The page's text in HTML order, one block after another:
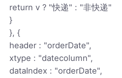
return v ? "快递" : "非快递"
}
}, {
header : "orderDate",
xtype : "datecolumn",
dataIndex : "orderDate",